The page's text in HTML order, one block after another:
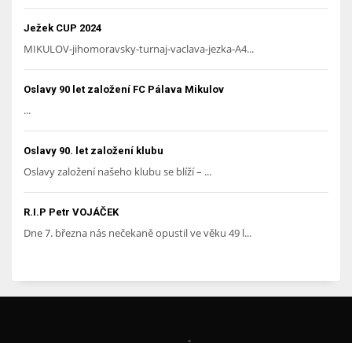
Ježek CUP 2024
MIKULOV-jihomoravsky-turnaj-vaclava-jezka-A4...
Oslavy 90 let založení FC Pálava Mikulov
...
Oslavy 90. let založení klubu
Oslavy založení našeho klubu se blíží – ...
R.I.P Petr VOJÁČEK
Dne 7. března nás nečekaně opustil ve věku 49 l...